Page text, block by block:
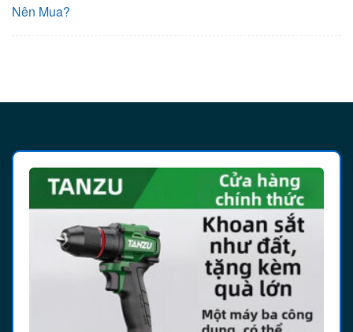
Nên Mua?